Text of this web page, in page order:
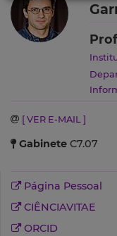
[ VER E-MAIL ]
Gabinete C7.07
Página Pessoal
CIÊNCIAVITAE
ORCID